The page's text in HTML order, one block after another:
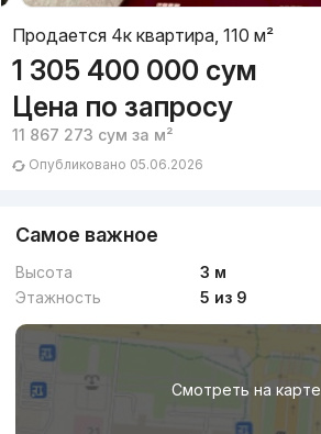
Продается 4к квартира, 110 м²
1 305 400 000 сум
Цена по запросу
11 867 273 сум за м²
Опубликовано 05.06.2026
Самое важное
Высота
3 м
Этажность
5 из 9
Смотреть на карте